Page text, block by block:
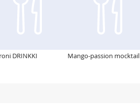
DRINKKI Mango-passion mocktail